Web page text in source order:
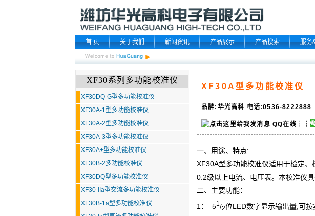
首 页 关于我们 新闻资讯 产品展示 产品搜索 服务
XF30系列多功能校准仪
XF30DQ-G型多功能校准仪
XF30A-1型多功能校准仪
XF30A-2型多功能校准仪
XF30A-3型多功能校准仪
XF30A+型多功能校准仪
XF30B-2多功能校准仪
XF30DQ型多功能校准仪
XF30-IIa型交流多功能校准仪
XF30B-1a型多功能校准仪
XF30A型多功能校准仪
品牌:华光高科 电话:0536-
QQ在线 ┆┆
一、用途、特点:
XF30A型多功能校准仪适用于检定、
0.2级以上电流、电压表。本校准仪
二、主要功能：
1： 51 /2位LED数字显示输出量,可按